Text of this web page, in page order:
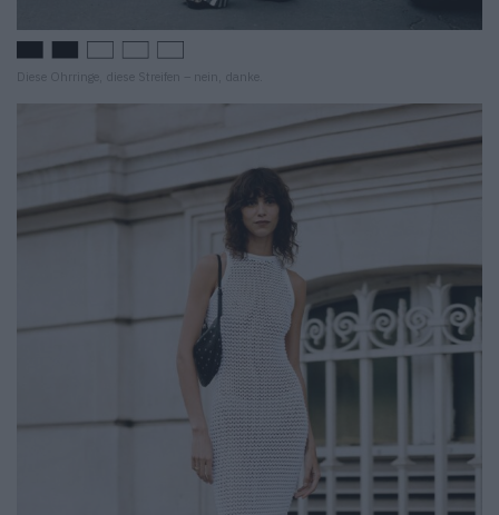
Diese Ohrringe, diese Streifen – nein, danke.